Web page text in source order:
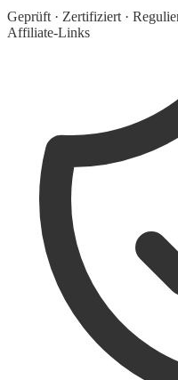
Geprüft · Zertifiziert ·
Affiliate-Links